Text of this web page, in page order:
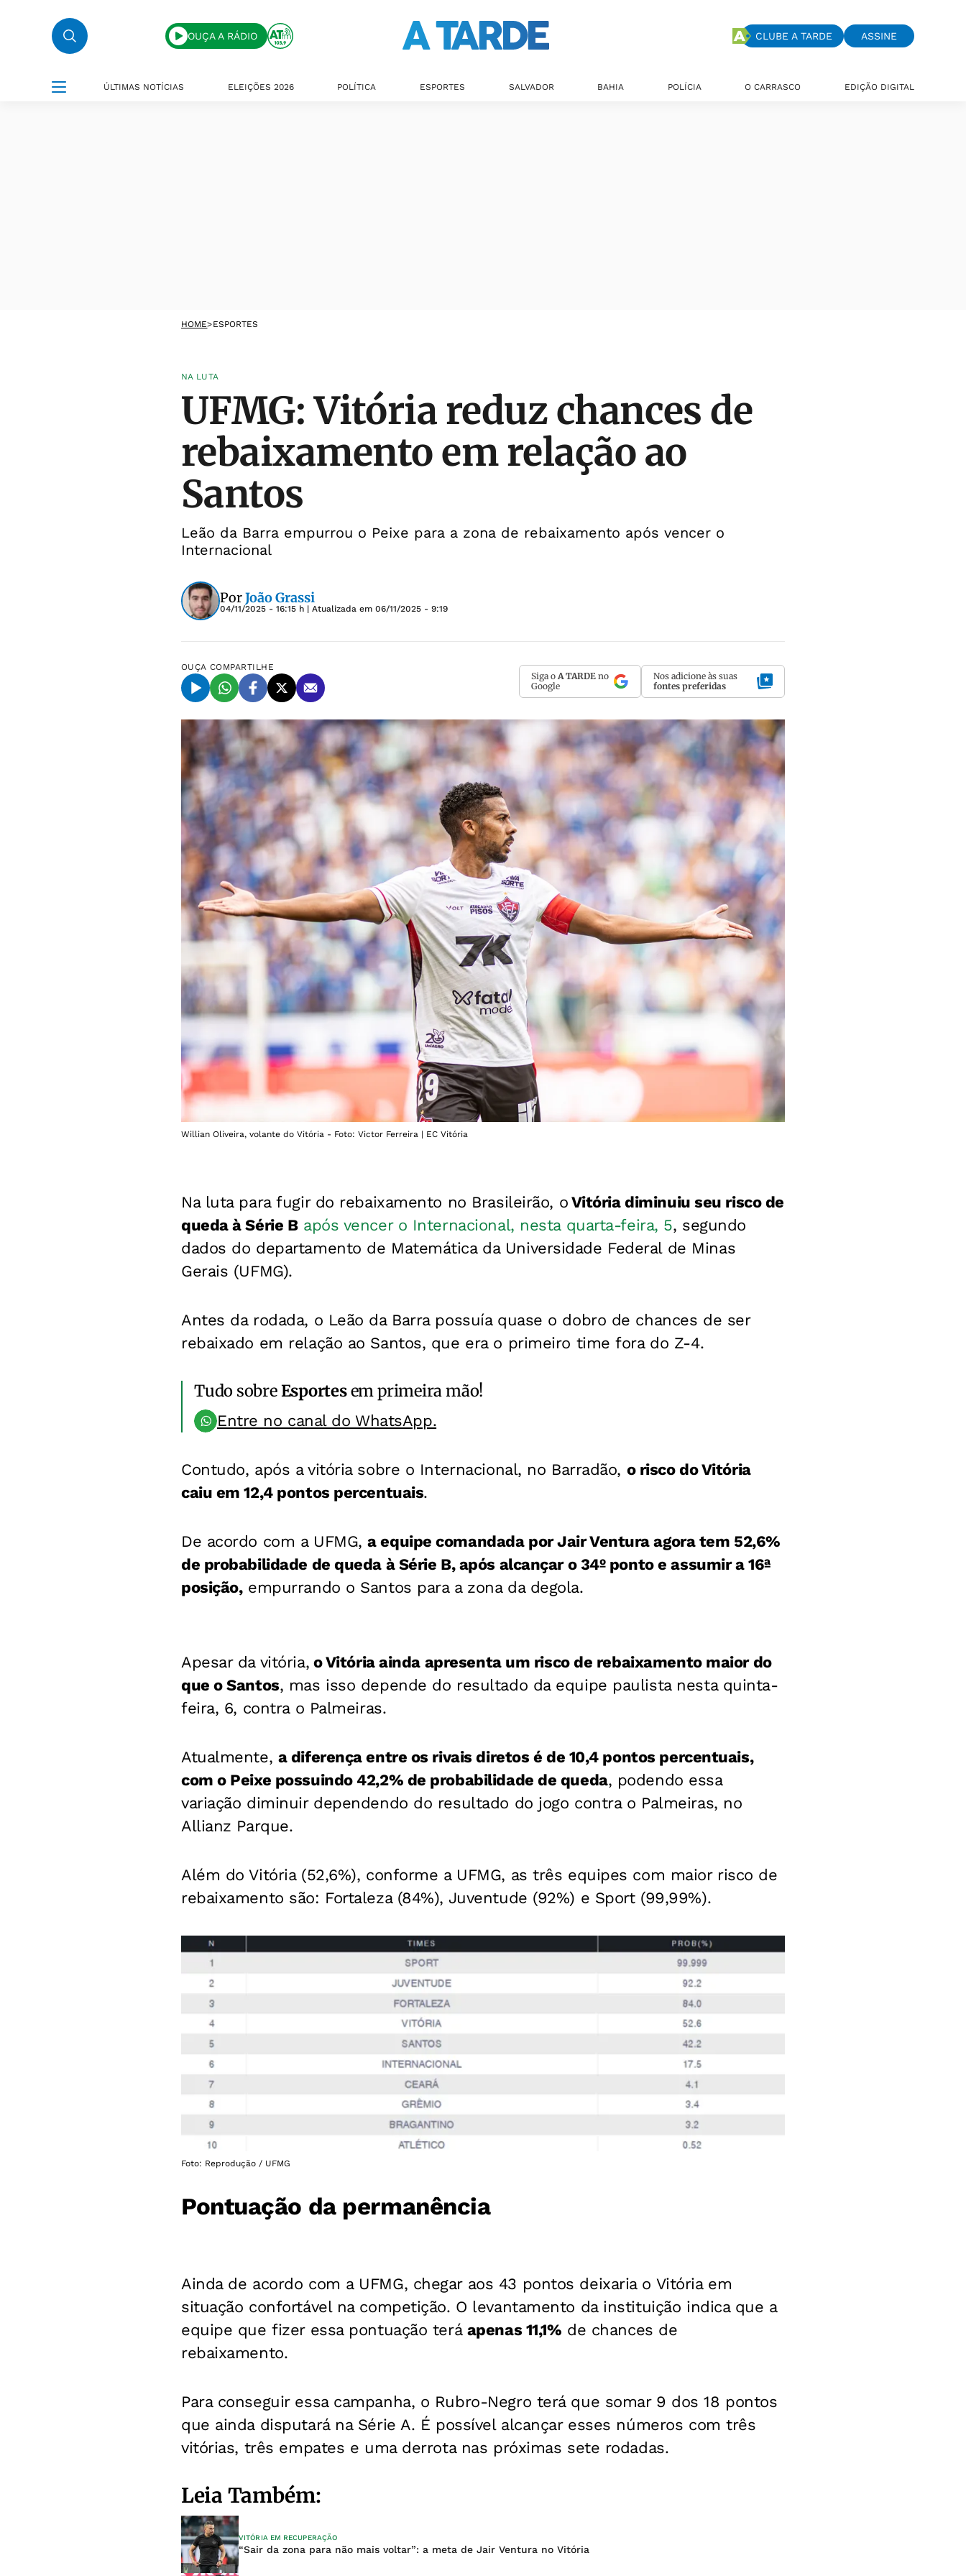
OUÇA A RÁDIO CLUBE A TARDE ASSINE
ÚLTIMAS NOTÍCIAS ELEIÇÕES 2026 POLÍTICA ESPORTES SALVADOR BAHIA POLÍCIA O CARRASCO EDIÇÃO DIGITAL
HOME>ESPORTES
NA LUTA
UFMG: Vitória reduz chances de
rebaixamento em relação ao
Santos
Leão da Barra empurrou o Peixe para a zona de rebaixamento após vencer o
Internacional
PorJoão Grassi
04/11/2025 - 16:15 h | Atualizada em 06/11/2025 - 9:19
OUÇA COMPARTILHE
Siga o A TARDE no
Google
Nos adicione às suas
fontes preferidas
Willian Oliveira, volante do Vitória - Foto: Victor Ferreira | EC Vitória
Na luta para fugir do rebaixamento no Brasileirão, o Vitória diminuiu seu risco de
queda à Série B após vencer o Internacional, nesta quarta-feira, 5, segundo
dados do departamento de Matemática da Universidade Federal de Minas
Gerais (UFMG).
Antes da rodada, o Leão da Barra possuía quase o dobro de chances de ser
rebaixado em relação ao Santos, que era o primeiro time fora do Z-4.
Tudo sobreEsportesem primeira mão!
Entre no canal do WhatsApp.
Contudo, após a vitória sobre o Internacional, no Barradão, o risco do Vitória
caiu em 12,4 pontos percentuais.
De acordo com a UFMG,a equipe comandada por Jair Ventura agora tem 52,6%
de probabilidade de queda à Série B, após alcançar o 34º ponto e assumir a 16ª
posição,empurrando o Santos para a zona da degola.
Apesar da vitória, o Vitória ainda apresenta um risco de rebaixamento maior do
que o Santos, mas isso depende do resultado da equipe paulista nesta quinta-
feira, 6, contra o Palmeiras.
Atualmente, a diferença entre os rivais diretos é de 10,4 pontos percentuais,
com o Peixe possuindo 42,2% de probabilidade de queda, podendo essa
variação diminuir dependendo do resultado do jogo contra o Palmeiras, no
Allianz Parque.
Além do Vitória (52,6%), conforme a UFMG, as três equipes com maior risco de
rebaixamento são: Fortaleza (84%), Juventude (92%) e Sport (99,99%).
Foto: Reprodução / UFMG
Pontuação da permanência
Ainda de acordo com a UFMG, chegar aos 43 pontos deixaria o Vitória em
situação confortável na competição. O levantamento da instituição indica que a
equipe que fizer essa pontuação terá apenas 11,1% de chances de
rebaixamento.
Para conseguir essa campanha, o Rubro-Negro terá que somar 9 dos 18 pontos
que ainda disputará na Série A. É possível alcançar esses números com três
vitórias, três empates e uma derrota nas próximas sete rodadas.
Leia Também:
VITÓRIA EM RECUPERAÇÃO
“Sair da zona para não mais voltar”: a meta de Jair Ventura no Vitória